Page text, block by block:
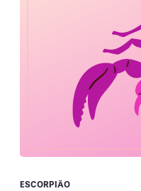
ESCORPIÃO